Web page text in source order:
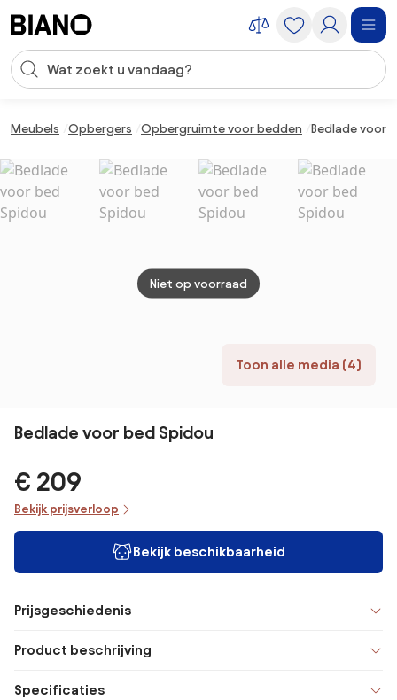
Zoekopdracht invoeren
Meubels Opbergers Opbergruimte voor bedden Bedlade voor
Toon alle media (4)
Niet op voorraad
Bedlade voor bed Spidou
€ 209
Bekijk prijsverloop
Bekijk beschikbaarheid
Prijsgeschiedenis
Product beschrijving
Specificaties